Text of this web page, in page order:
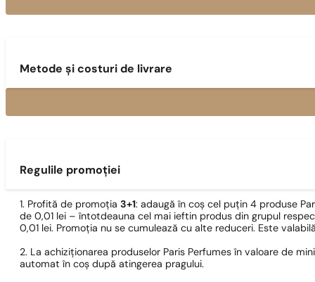
Metode și costuri de livrare
Regulile promoției
1. Profită de promoția 3+1: adaugă în coș cel puțin 4 produse
de 0,01 lei – întotdeauna cel mai ieftin produs din grupul
0,01 lei. Promoția nu se cumulează cu alte reduceri. Este
2. La achiziționarea produselor Paris Perfumes în valoare de
automat în coș după atingerea pragului.